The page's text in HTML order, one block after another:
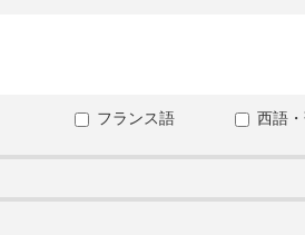
フランス語
西語